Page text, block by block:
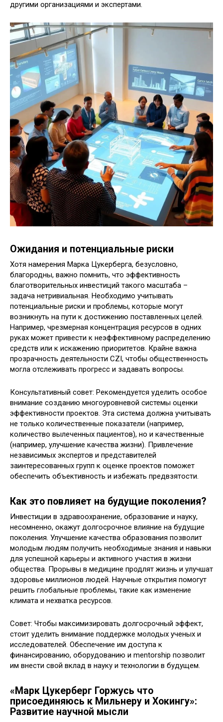
другими организациями и экспертами.
Ожидания и потенциальные риски
Хотя намерения Марка Цукерберга, безусловно,
благородны, важно помнить, что эффективность
благотворительных инвестиций такого масштаба –
задача нетривиальная. Необходимо учитывать
потенциальные риски и проблемы, которые могут
возникнуть на пути к достижению поставленных целей.
Например, чрезмерная концентрация ресурсов в одних
руках может привести к неэффективному распределению
средств или к искажению приоритетов. Крайне важна
прозрачность деятельности CZI, чтобы общественность
могла отслеживать прогресс и задавать вопросы.
Консультативный совет: Рекомендуется уделить особое
внимание созданию многоуровневой системы оценки
эффективности проектов. Эта система должна учитывать
не только количественные показатели (например,
количество вылеченных пациентов), но и качественные
(например, улучшение качества жизни). Привлечение
независимых экспертов и представителей
заинтересованных групп к оценке проектов поможет
обеспечить объективность и избежать предвзятости.
Как это повлияет на будущие поколения?
Инвестиции в здравоохранение, образование и науку,
несомненно, окажут долгосрочное влияние на будущие
поколения. Улучшение качества образования позволит
молодым людям получить необходимые знания и навыки
для успешной карьеры и активного участия в жизни
общества. Прорывы в медицине продлят жизнь и улучшат
здоровье миллионов людей. Научные открытия помогут
решить глобальные проблемы, такие как изменение
климата и нехватка ресурсов.
Совет: Чтобы максимизировать долгосрочный эффект,
стоит уделить внимание поддержке молодых ученых и
исследователей. Обеспечение им доступа к
финансированию, оборудованию и mentorship позволит
им внести свой вклад в науку и технологии в будущем.
«Марк Цукерберг Горжусь что
присоединяюсь к Мильнеру и Хокингу»:
Развитие научной мысли